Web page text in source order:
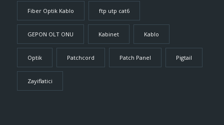
Fiber Optik Kablo ftp utp cat6
GEPON OLT ONU Kabinet Kablo
Optik Patchcord Patch Panel Pigtail
Zayiflatici